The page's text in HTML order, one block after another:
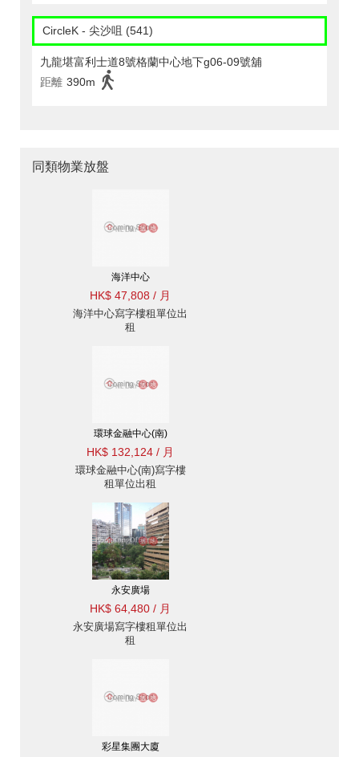
CircleK - 尖沙咀 (541)
九龍堪富利士道8號格蘭中心地下g06-09號舖
距離 390m
同類物業放盤
海洋中心
HK$ 47,808 / 月
海洋中心寫字樓租單位出
租
環球金融中心(南)
HK$ 132,124 / 月
環球金融中心(南)寫字樓
租單位出租
永安廣場
HK$ 64,480 / 月
永安廣場寫字樓租單位出
租
彩星集團大廈